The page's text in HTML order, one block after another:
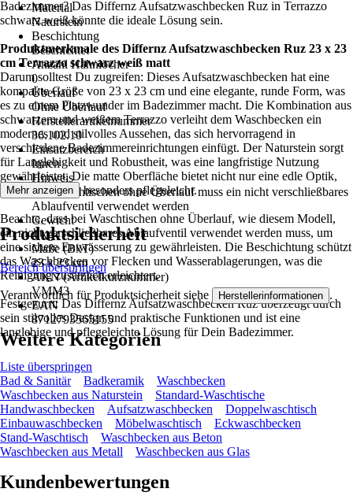
Material
Naturstein
Beschichtung
Beschichtet
Anzahl Hahnlöcher
0
Überlauf
Ohne Überlauf
Herstellerartikelnummer
36.102.10
Einsatzbereich
Innen
Hinweis
Bei Waschtischen ohne Überlauf muss ein nicht verschließbares
Ablaufventil verwendet werden
Gewicht
4 kg
Maße (BxT)
23 x 23 cm
AKN (Artikelkurznummer)
VMM3
EAN
8712793565155
Badezimmer? Das Differnz Aufsatzwaschbecken Ruz in Terrazzo
schwarz weiß könnte die ideale Lösung sein.
Produktmerkmale des Differnz Aufsatzwaschbecken Ruz 23 x 23
cm Terrazzo schwarz weiß matt
Darum solltest Du zugreifen: Dieses Aufsatzwaschbecken hat eine
kompakte Größe von 23 x 23 cm und eine elegante, runde Form, was
es zu einem Platzwunder im Badezimmer macht. Die Kombination aus
schwarzem und weißem Terrazzo verleiht dem Waschbecken ein
modernes und stilvolles Aussehen, das sich hervorragend in
verschiedene Badezimmereinrichtungen einfügt. Der Naturstein sorgt
für Langlebigkeit und Robustheit, was eine langfristige Nutzung
gewährleistet. Die matte Oberfläche bietet nicht nur eine edle Optik,
sondern ist auch besonders pflegeleicht.
Beachte, dass bei Waschtischen ohne Überlauf, wie diesem Modell,
ein nicht verschließbares Ablaufventil verwendet werden muss, um
eine sichere Entwässerung zu gewährleisten. Die Beschichtung schützt
das Waschbecken vor Flecken und Wasserablagerungen, was die
Reinigung zusätzlich erleichtert.
Festgezurrt: Das Differnz Aufsatzwaschbecken Ruz überzeugt durch
sein stilvolles Design und praktische Funktionen und ist eine
langlebige und pflegeleichte Lösung für Dein Badezimmer.
Mehr anzeigen
Produktsicherheit
Bereich überspringen
Verantwortlich für Produktsicherheit siehe Herstellerinformationen .
Weitere Kategorien
Liste überspringen
Bad & Sanitär
Badkeramik
Waschbecken
Waschbecken aus Naturstein
Standard-Waschtische
Handwaschbecken
Aufsatzwaschbecken
Doppelwaschtisch
Einbauwaschbecken
Möbelwaschtisch
Eckwaschbecken
Stand-Waschtisch
Waschbecken aus Beton
Waschbecken aus Metall
Waschbecken aus Glas
Kundenbewertungen